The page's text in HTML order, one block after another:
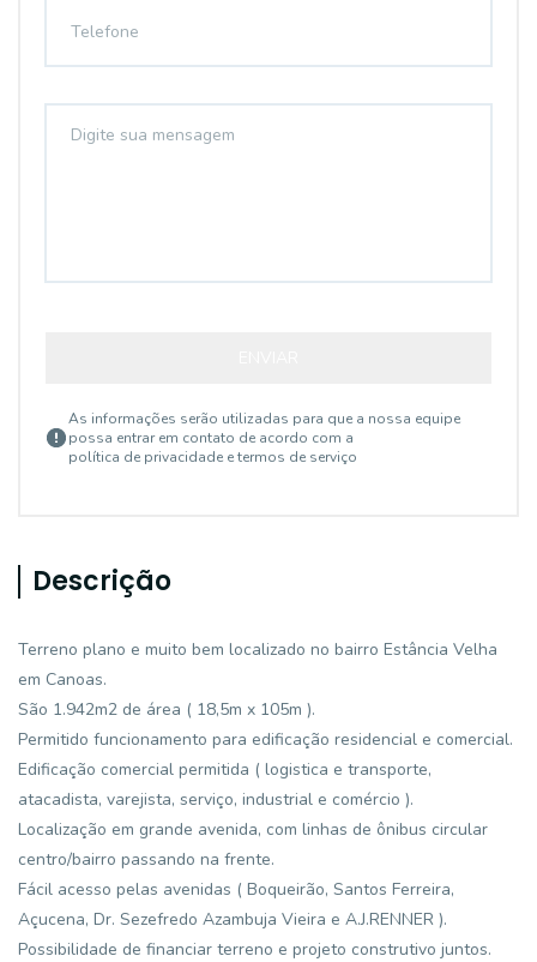
As informações serão utilizadas para que a nossa equipe
possa entrar em contato de acordo com a
política de privacidade e termos de serviço
Descrição
Terreno plano e muito bem localizado no bairro Estância Velha
em Canoas.
São 1.942m2 de área ( 18,5m x 105m ).
Permitido funcionamento para edificação residencial e comercial.
Edificação comercial permitida ( logistica e transporte,
atacadista, varejista, serviço, industrial e comércio ).
Localização em grande avenida, com linhas de ônibus circular
centro/bairro passando na frente.
Fácil acesso pelas avenidas ( Boqueirão, Santos Ferreira,
Açucena, Dr. Sezefredo Azambuja Vieira e A.J.RENNER ).
Possibilidade de financiar terreno e projeto construtivo juntos.